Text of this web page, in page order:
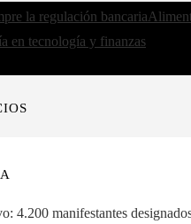
la regulación bancaria
en tecnología y finanzas
4.200 manifestantes